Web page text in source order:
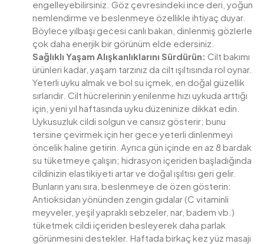
engelleyebilirsiniz. Göz çevresindeki ince deri, yoğun
nemlendirme ve beslenmeye özellikle ihtiyaç duyar.
Böylece yılbaşı gecesi canlı bakan, dinlenmiş gözlerle
çok daha enerjik bir görünüm elde edersiniz.
Sağlıklı Yaşam Alışkanlıklarını Sürdürün: Cilt bakımı
ürünleri kadar, yaşam tarzınız da cilt ışıltısında rol oynar.
Yeterli uyku almak ve bol su içmek, en doğal güzellik
sırlarıdır. Cilt hücrelerinin yenilenme hızı uykuda arttığı
için, yeni yıl haftasında uyku düzeninize dikkat edin.
Uykusuzluk cildi solgun ve cansız gösterir; bunu
tersine çevirmek için her gece yeterli dinlenmeyi
öncelik haline getirin. Ayrıca gün içinde en az 8 bardak
su tüketmeye çalışın; hidrasyon içeriden başladığında
cildinizin elastikiyeti artar ve doğal ışıltısı geri gelir.
Bunların yanı sıra, beslenmeye de özen gösterin:
Antioksidan yönünden zengin gıdalar (C vitaminli
meyveler, yeşil yapraklı sebzeler, nar, badem vb.)
tüketmek cildi içeriden besleyerek daha parlak
görünmesini destekler. Haftada birkaç kez yüz masajı